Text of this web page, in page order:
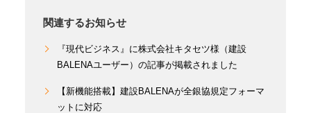
関連するお知らせ
『現代ビジネス』に株式会社キタセツ様（建設
BALENAユーザー）の記事が掲載されました
【新機能搭載】建設BALENAが全銀協規定フォーマ
ットに対応